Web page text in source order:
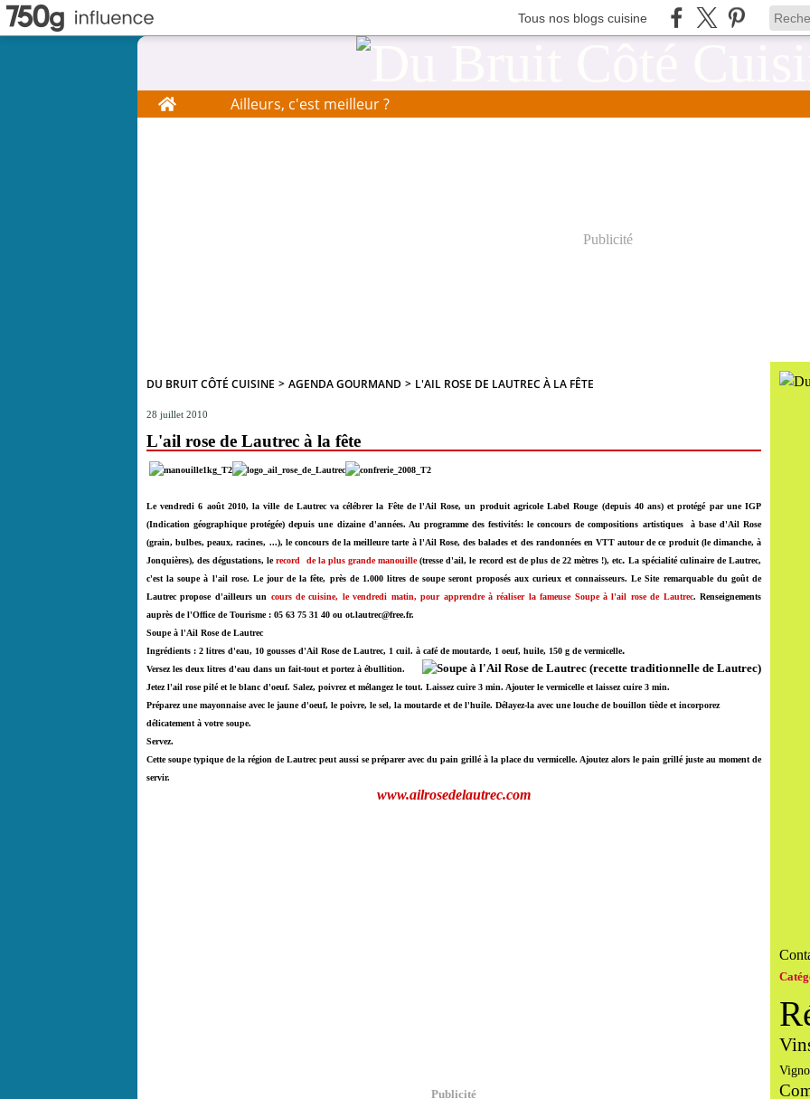
Tous nos blogs cuisine
Home Ailleurs, c'est meilleur ?
Publicité
DU BRUIT CÔTÉ CUISINE > AGENDA GOURMAND > L'AIL ROSE DE LAUTREC À LA FÊTE
28 juillet 2010
L'ail rose de Lautrec à la fête
Le vendredi 6 août 2010, la ville de Lautrec va célébrer la Fête de l'Ail Rose, un produit agricole Label Rouge (depuis 40 ans) et protégé par une IGP
(Indication géographique protégée) depuis une dizaine d'années. Au programme des festivités: le concours de compositions artistiques à base d'Ail Rose
(grain, bulbes, peaux, racines, ...), le concours de la meilleure tarte à l'Ail Rose, des balades et des randonnées en VTT autour de ce produit (le dimanche, à
Jonquières), des dégustations, lerecord de la plus grande manouille(tresse d'ail, le record est de plus de 22 mètres !), etc. La spécialité culinaire de Lautrec,
c'est la soupe à l'ail rose. Le jour de la fête, près de 1.000 litres de soupe seront proposés aux curieux et connaisseurs. Le Site remarquable du goût de
Lautrec propose d'ailleurs un cours de cuisine, le vendredi matin, pour apprendre à réaliser la fameuse Soupe à l'ail rose de Lautrec. Renseignements
auprès de l'Office de Tourisme : 05 63 75 31 40 ou ot.lautrec@free.fr.
Soupe à l'Ail Rose de Lautrec
Ingrédients : 2 litres d'eau, 10 gousses d'Ail Rose de Lautrec, 1 cuil. à café de moutarde, 1 oeuf, huile, 150 g de vermicelle.
Versez les deux litres d'eau dans un fait-tout et portez à ébullition.
Jetez l'ail rose pilé et le blanc d'oeuf. Salez, poivrez et mélangez le tout. Laissez cuire 3 min. Ajouter le vermicelle et laissez cuire 3 min.
Préparez une mayonnaise avec le jaune d'oeuf, le poivre, le sel, la moutarde et de l'huile. Délayez-la avec une louche de bouillon tiède et incorporez
délicatement à votre soupe.
Servez.
Cette soupe typique de la région de Lautrec peut aussi se préparer avec du pain grillé à la place du vermicelle. Ajoutez alors le pain grillé juste au moment de
servir.
www.ailrosedelautrec.com
Publicité